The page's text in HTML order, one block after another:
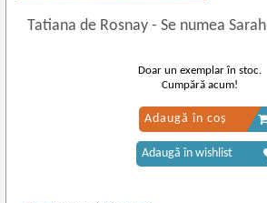
Tatiana de Rosnay- Se numea Sarah
Doar un exemplar în stoc.
Cumpără acum!
Adaugă în coș
Adaugă în wishlist